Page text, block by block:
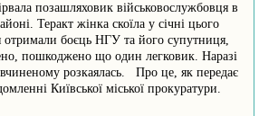
позашляховик військовослужбовця в
Теракт жінка скоїла у січні цього
отримали боєць НГУ та його супутниця,
пошкоджено що один легковик. Наразі
розкаялась. Про це, як передає
Київської міської прокуратури.